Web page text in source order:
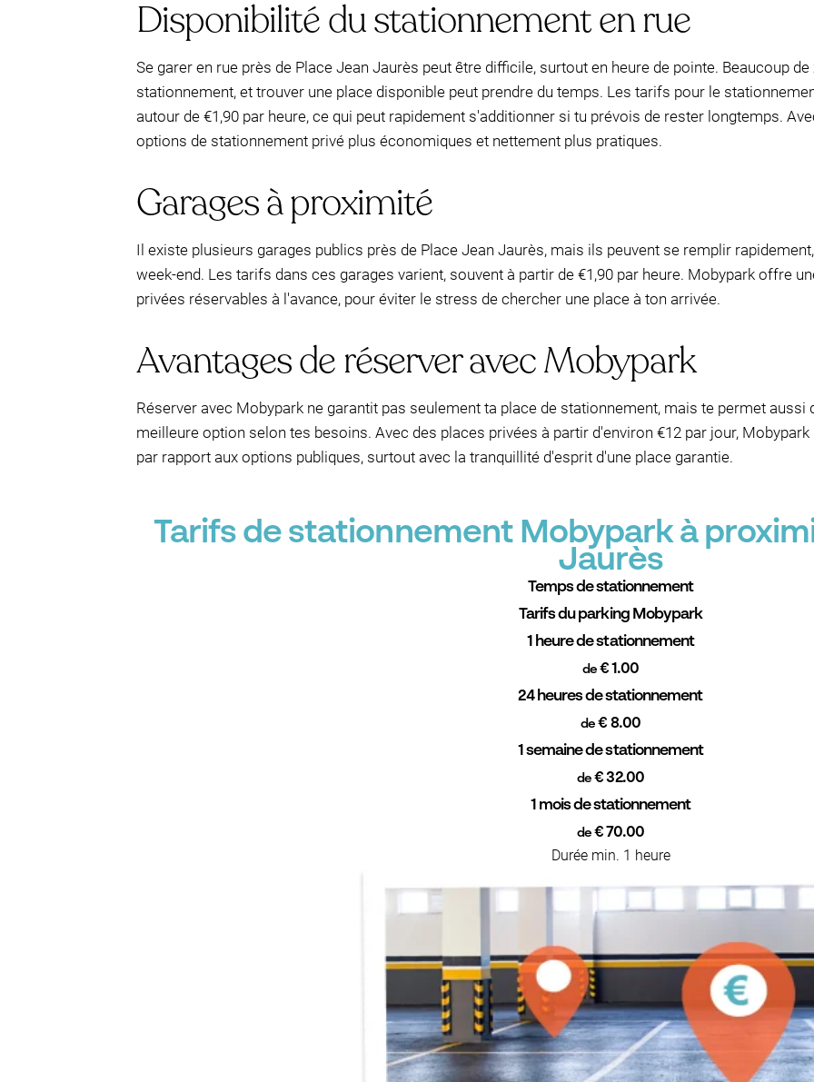
Disponibilité du stationnement en rue
Se garer en rue près de Place Jean Jaurès peut être difficile, surtout en heure de pointe. Beaucoup
stationnement, et trouver une place disponible peut prendre du temps. Les tarifs pour le
autour de €1,90 par heure, ce qui peut rapidement s'additionner si tu prévois de rester longtemps.
options de stationnement privé plus économiques et nettement plus pratiques.
Garages à proximité
Il existe plusieurs garages publics près de Place Jean Jaurès, mais ils peuvent se remplir
week-end. Les tarifs dans ces garages varient, souvent à partir de €1,90 par heure. Mobypark offre
privées réservables à l'avance, pour éviter le stress de chercher une place à ton arrivée.
Avantages de réserver avec Mobypark
Réserver avec Mobypark ne garantit pas seulement ta place de stationnement, mais te permet
meilleure option selon tes besoins. Avec des places privées à partir d'environ €12 par jour,
par rapport aux options publiques, surtout avec la tranquillité d'esprit d'une place garantie.
Tarifs de stationnement Mobypark à
Jaurès
Temps de stationnement
Tarifs du parking Mobypark
1 heure de stationnement
de€ 1.00
24 heures de stationnement
de € 8.00
1 semaine de stationnement
de € 32.00
1 mois de stationnement
de€ 70.00
Durée min. 1 heure